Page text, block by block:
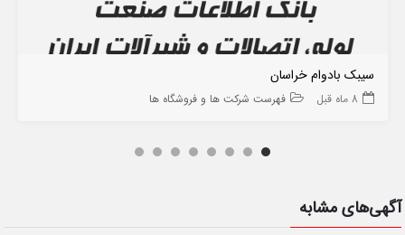
سیبک بادوام خراسان
8 ماه قبل فهرست شرکت ها و فروشگاه ها
آگهی‌های مشابه